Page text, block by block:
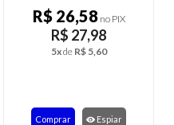
R$ 27,46no PIX
R$ 28,90
5x deR$ 5,78
Comprar Espiar